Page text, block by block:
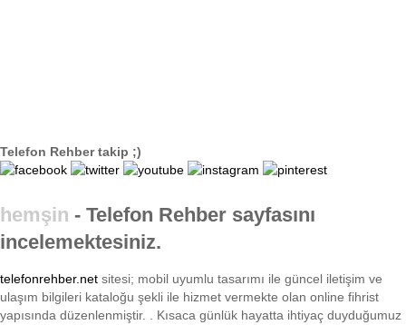
Telefon Rehber takip ;)
hemşin - Telefon Rehber sayfasını
incelemektesiniz.
telefonrehber.net sitesi; mobil uyumlu tasarımı ile güncel iletişim ve
ulaşım bilgileri kataloğu şekli ile hizmet vermekte olan online fihrist
yapısında düzenlenmiştir. . Kısaca günlük hayatta ihtiyaç duyduğumuz